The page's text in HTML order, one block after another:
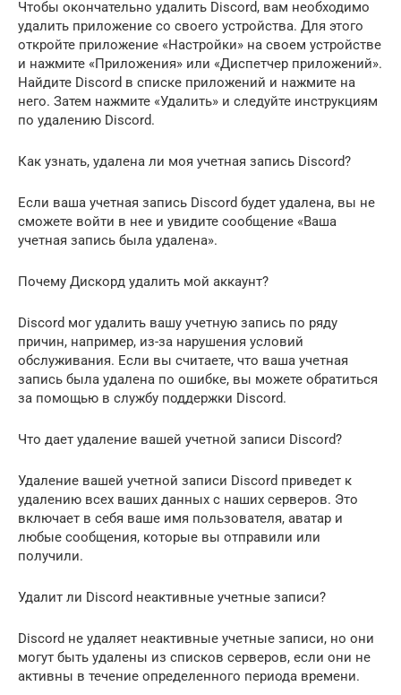
Чтобы окончательно удалить Discord, вам необходимо
удалить приложение со своего устройства. Для этого
откройте приложение «Настройки» на своем устройстве
и нажмите «Приложения» или «Диспетчер приложений».
Найдите Discord в списке приложений и нажмите на
него. Затем нажмите «Удалить» и следуйте инструкциям
по удалению Discord.
Как узнать, удалена ли моя учетная запись Discord?
Если ваша учетная запись Discord будет удалена, вы не
сможете войти в нее и увидите сообщение «Ваша
учетная запись была удалена».
Почему Дискорд удалить мой аккаунт?
Discord мог удалить вашу учетную запись по ряду
причин, например, из-за нарушения условий
обслуживания. Если вы считаете, что ваша учетная
запись была удалена по ошибке, вы можете обратиться
за помощью в службу поддержки Discord.
Что дает удаление вашей учетной записи Discord?
Удаление вашей учетной записи Discord приведет к
удалению всех ваших данных с наших серверов. Это
включает в себя ваше имя пользователя, аватар и
любые сообщения, которые вы отправили или
получили.
Удалит ли Discord неактивные учетные записи?
Discord не удаляет неактивные учетные записи, но они
могут быть удалены из списков серверов, если они не
активны в течение определенного периода времени.